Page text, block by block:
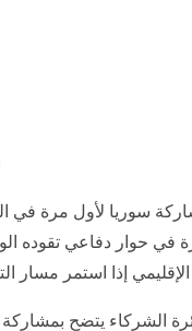
سوريا لأول مرة في
في حوار دفاعي تقوده
الإقليمي إذا استمر مسار
الشركاء يتضح بمشاركة